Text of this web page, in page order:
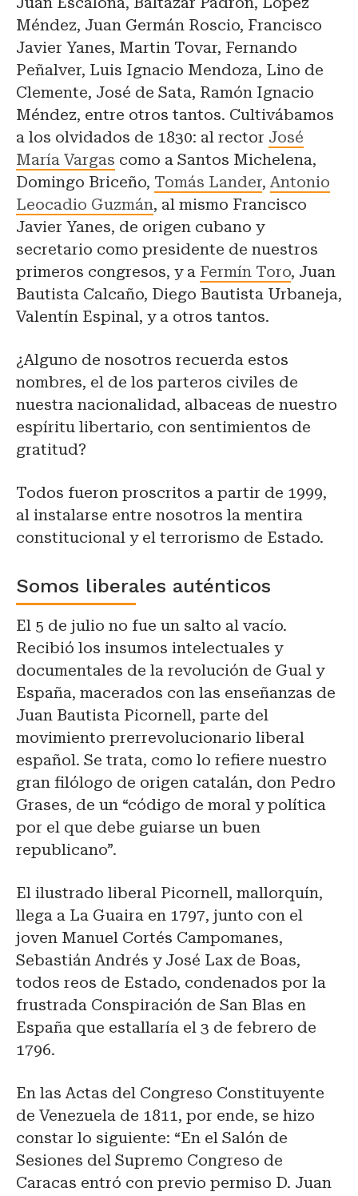
Méndez, Juan Germán Roscio, Francisco
Javier Yanes, Martin Tovar, Fernando
Peñalver, Luis Ignacio Mendoza, Lino de
Clemente, José de Sata, Ramón Ignacio
Méndez, entre otros tantos. Cultivábamos
a los olvidados de 1830: al rector José
María Vargas como a Santos Michelena,
Domingo Briceño, Tomás Lander,Antonio
Leocadio Guzmán, al mismo Francisco
Javier Yanes, de origen cubano y
secretario como presidente de nuestros
primeros congresos, y a Fermín Toro, Juan
Bautista Calcaño, Diego Bautista Urbaneja,
Valentín Espinal, y a otros tantos.
¿Alguno de nosotros recuerda estos
nombres, el de los parteros civiles de
nuestra nacionalidad, albaceas de nuestro
espíritu libertario, con sentimientos de
gratitud?
Todos fueron proscritos a partir de 1999,
al instalarse entre nosotros la mentira
constitucional y el terrorismo de Estado.
Somos liberales auténticos
El 5 de julio no fue un salto al vacío.
Recibió los insumos intelectuales y
documentales de la revolución de Gual y
España, macerados con las enseñanzas de
Juan Bautista Picornell, parte del
movimiento prerrevolucionario liberal
español. Se trata, como lo refiere nuestro
gran filólogo de origen catalán, don Pedro
Grases, de un “código de moral y política
por el que debe guiarse un buen
republicano”.
El ilustrado liberal Picornell, mallorquín,
llega a La Guaira en 1797, junto con el
joven Manuel Cortés Campomanes,
Sebastián Andrés y José Lax de Boas,
todos reos de Estado, condenados por la
frustrada Conspiración de San Blas en
España que estallaría el 3 de febrero de
1796.
En las Actas del Congreso Constituyente
de Venezuela de 1811, por ende, se hizo
constar lo siguiente: “En el Salón de
Sesiones del Supremo Congreso de
Caracas entró con previo permiso D. Juan